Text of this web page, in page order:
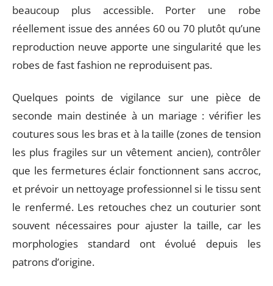
beaucoup plus accessible. Porter une robe
réellement issue des années 60 ou 70 plutôt qu’une
reproduction neuve apporte une singularité que les
robes de fast fashion ne reproduisent pas.
Quelques points de vigilance sur une pièce de
seconde main destinée à un mariage : vérifier les
coutures sous les bras et à la taille (zones de tension
les plus fragiles sur un vêtement ancien), contrôler
que les fermetures éclair fonctionnent sans accroc,
et prévoir un nettoyage professionnel si le tissu sent
le renfermé. Les retouches chez un couturier sont
souvent nécessaires pour ajuster la taille, car les
morphologies standard ont évolué depuis les
patrons d’origine.